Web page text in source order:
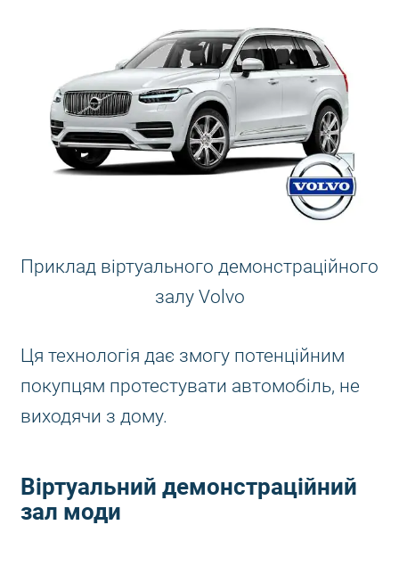
Приклад віртуального демонстраційного
залу Volvo
Ця технологія дає змогу потенційним
покупцям протестувати автомобіль, не
виходячи з дому.
Віртуальний демонстраційний
зал моди